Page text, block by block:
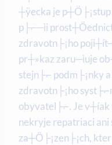
┼ÿecka je
p├⌐─ìi
zdravotn├¡ho
pr┼»kaz zaru─ìuje
stejn├⌐ podm├¡nky
zdravotn├¡ho
obyvatel├⌐. Je
nekryje repatriaci
za┼Ö├¡zen├¡ch,